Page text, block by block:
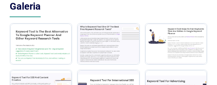
Galeria